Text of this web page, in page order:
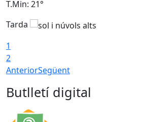
T.Min: 21°
Tarda
1
2
AnteriorSegüent
Butlletí digital